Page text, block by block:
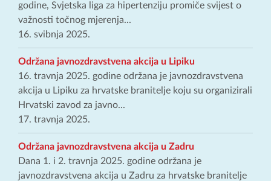
godine, Svjetska liga za hipertenziju promiče svijest o
važnosti točnog mjerenja...
16. svibnja 2025.
Održana javnozdravstvena akcija u Lipiku
16. travnja 2025. godine održana je javnozdravstvena
akcija u Lipiku za hrvatske branitelje koju su organizirali
Hrvatski zavod za javno...
17. travnja 2025.
Održana javnozdravstvena akcija u Zadru
Dana 1. i 2. travnja 2025. godine održana je
javnozdravstvena akcija u Zadru za hrvatske branitelje